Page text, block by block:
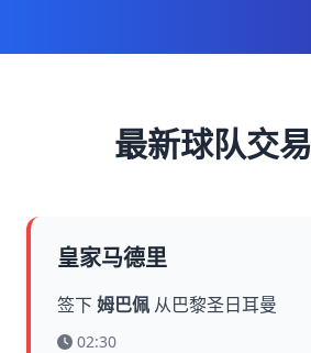
最新球队交
皇家马德里
签下姆巴佩 从巴黎圣日耳曼
02:30